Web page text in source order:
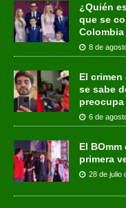
¿Quién
que se
Colombia
8 de
El
se sabe
6 de
El
primera
28 de julio